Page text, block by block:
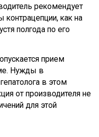
рекомендует
как на
полгода по его
прием
Нужды в
в этом
от производителя не
для этой